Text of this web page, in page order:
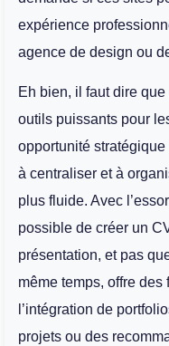
expérience
agence de design ou
Eh bien, il faut dire
outils puissants pour
opportunité
à centraliser et à
plus fluide. Avec
possible de créer un
présentation, et pas
même temps, offre
l’intégration de
projets ou des